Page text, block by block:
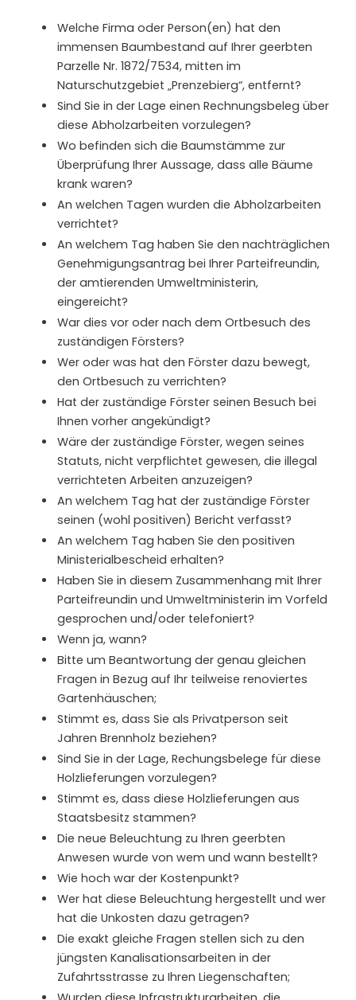
Welche Firma oder Person(en) hat den
immensen Baumbestand auf Ihrer geerbten
Parzelle Nr. 1872/7534, mitten im
Naturschutzgebiet „Prenzebierg“, entfernt?
Sind Sie in der Lage einen Rechnungsbeleg über
diese Abholzarbeiten vorzulegen?
Wo befinden sich die Baumstämme zur
Überprüfung Ihrer Aussage, dass alle Bäume
krank waren?
An welchen Tagen wurden die Abholzarbeiten
verrichtet?
An welchem Tag haben Sie den nachträglichen
Genehmigungsantrag bei Ihrer Parteifreundin,
der amtierenden Umweltministerin,
eingereicht?
War dies vor oder nach dem Ortbesuch des
zuständigen Försters?
Wer oder was hat den Förster dazu bewegt,
den Ortbesuch zu verrichten?
Hat der zuständige Förster seinen Besuch bei
Ihnen vorher angekündigt?
Wäre der zuständige Förster, wegen seines
Statuts, nicht verpflichtet gewesen, die illegal
verrichteten Arbeiten anzuzeigen?
An welchem Tag hat der zuständige Förster
seinen (wohl positiven) Bericht verfasst?
An welchem Tag haben Sie den positiven
Ministerialbescheid erhalten?
Haben Sie in diesem Zusammenhang mit Ihrer
Parteifreundin und Umweltministerin im Vorfeld
gesprochen und/oder telefoniert?
Wenn ja, wann?
Bitte um Beantwortung der genau gleichen
Fragen in Bezug auf Ihr teilweise renoviertes
Gartenhäuschen;
Stimmt es, dass Sie als Privatperson seit
Jahren Brennholz beziehen?
Sind Sie in der Lage, Rechungsbelege für diese
Holzlieferungen vorzulegen?
Stimmt es, dass diese Holzlieferungen aus
Staatsbesitz stammen?
Die neue Beleuchtung zu Ihren geerbten
Anwesen wurde von wem und wann bestellt?
Wie hoch war der Kostenpunkt?
Wer hat diese Beleuchtung hergestellt und wer
hat die Unkosten dazu getragen?
Die exakt gleiche Fragen stellen sich zu den
jüngsten Kanalisationsarbeiten in der
Zufahrtsstrasse zu Ihren Liegenschaften;